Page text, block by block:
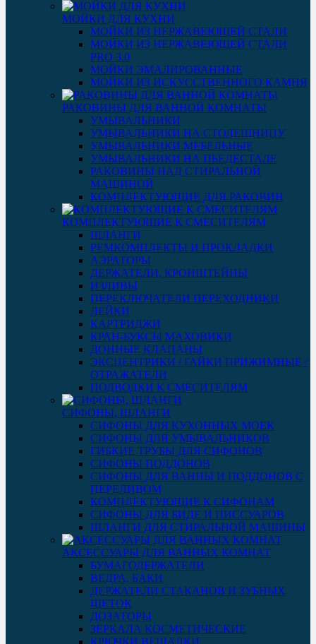
МОЙКИ ДЛЯ КУХНИ
МОЙКИ ИЗ НЕРЖАВЕЮЩЕЙ СТАЛИ
МОЙКИ ИЗ НЕРЖАВЕЮЩЕЙ СТАЛИ
PRO 3.0
МОЙКИ ЭМАЛИРОВАННЫЕ
МОЙКИ ИЗ ИСКУССТВЕННОГО КАМНЯ
РАКОВИНЫ ДЛЯ ВАННОЙ КОМНАТЫ
УМЫВАЛЬНИКИ
УМЫВАЛЬНИКИ НА СТОЛЕШНИЦУ
УМЫВАЛЬНИКИ МЕБЕЛЬНЫЕ
УМЫВАЛЬНИКИ НА ПЬЕДЕСТАЛЕ
РАКОВИНЫ НАД СТИРАЛЬНОЙ
МАШИНОЙ
КОМПЛЕКТУЮЩИЕ ДЛЯ РАКОВИН
КОМПЛЕКТУЮЩИЕ К СМЕСИТЕЛЯМ
ШЛАНГИ
РЕМКОМПЛЕКТЫ И ПРОКЛАДКИ
АЭРАТОРЫ
ДЕРЖАТЕЛИ, КРОНШТЕЙНЫ
ИЗЛИВЫ
ПЕРЕКЛЮЧАТЕЛИ ПЕРЕХОДНИКИ
ЛЕЙКИ
КАРТРИДЖИ
КРАН-БУКСЫ МАХОВИКИ
ДОННЫЕ КЛАПАНЫ
ЭКСЦЕНТРИКИ / ГАЙКИ ПРИЖИМНЫЕ /
ОТРАЖАТЕЛИ
ПОДВОДКИ К СМЕСИТЕЛЯМ
СИФОНЫ, ШЛАНГИ
СИФОНЫ ДЛЯ КУХОННЫХ МОЕК
СИФОНЫ ДЛЯ УМЫВАЛЬНИКОВ
ГИБКИЕ ТРУБЫ ДЛЯ СИФОНОВ
СИФОНЫ ПОДДОНОВ
СИФОНЫ ДЛЯ ВАННЫ И ПОДДОНОВ С
ПЕРЕЛИВОМ
КОМПЛЕКТУЮЩИЕ К СИФОНАМ
СИФОНЫ ДЛЯ БИДЕ И ПИССУАРОВ
ШЛАНГИ ДЛЯ СТИРАЛЬНОЙ МАШИНЫ
АКСЕССУАРЫ ДЛЯ ВАННЫХ КОМНАТ
БУМАГОДЕРЖАТЕЛИ
ВЕДРА, БАКИ
ДЕРЖАТЕЛИ СТАКАНОВ И ЗУБНЫХ
ЩЕТОК
ДОЗАТОРЫ
ЗЕРКАЛА КОСМЕТИЧЕСКИЕ
КРЮЧКИ ВЕШАЛКИ